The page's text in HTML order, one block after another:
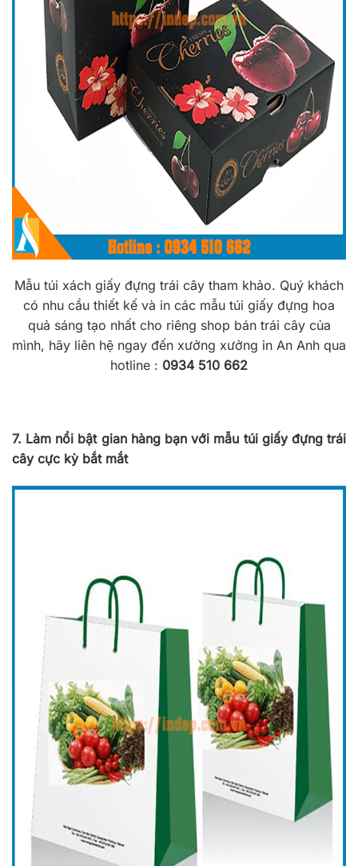
Mẫu túi xách giấy đựng trái cây tham khảo. Quý khách
có nhu cầu thiết kế và in các mẫu túi giấy đựng hoa
quả sáng tạo nhất cho riêng shop bán trái cây của
mình, hãy liên hệ ngay đến xưởng xưởng in An Anh qua
hotline : 0934 510 662
7. Làm nổi bật gian hàng bạn với mẫu túi giấy đựng trái
cây cực kỳ bắt mắt